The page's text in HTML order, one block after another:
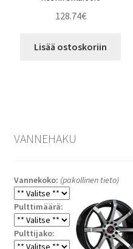
128.74€
Lisää ostoskoriin
VANNEHAKU
Vannekoko: (pakollinen tieto)
Pulttimäärä:
Pulttijako: